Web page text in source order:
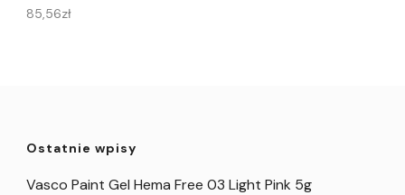
85,56zł
Ostatnie wpisy
Vasco Paint Gel Hema Free 03 Light Pink 5g